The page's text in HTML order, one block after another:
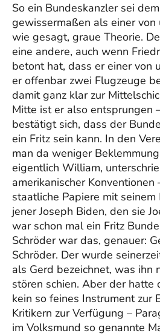
So ein Bundeskanzler sei
gewissermaßen als einer von
wie gesagt, graue Theorie.
eine andere, auch wenn
betont hat, dass er einer von
er offenbar zwei Flugzeuge
damit ganz klar zur
Mitte ist er also entsprungen
bestätigt sich, dass der
ein Fritz sein kann. In den
man da weniger
eigentlich William,
amerikanischer Konventionen
staatliche Papiere mit
jener Joseph Biden, den sie
war schon mal ein Fritz
Schröder war das, genauer:
Schröder. Der wurde
als Gerd bezeichnet, was ihn
stören schien. Aber der hatte
kein so feines Instrument zur
Kritikern zur Verfügung –
im Volksmund so genannte